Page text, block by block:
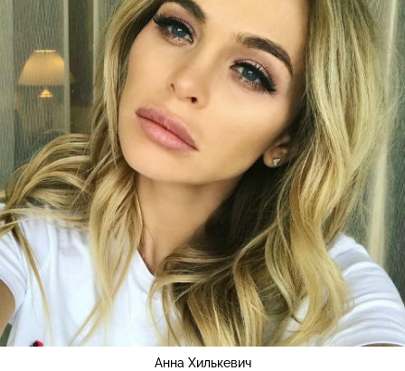
Анна Хилькевич